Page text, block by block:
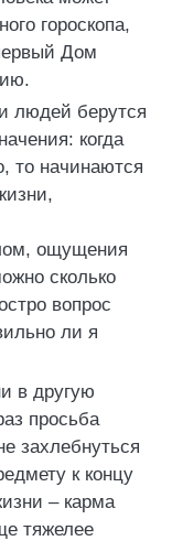
гороскопа,
Дом
людей берутся
когда
то начинаются
ощущения
сколько
вопрос
ли я
в другую
просьба
захлебнуться
к концу
– карма
тяжелее